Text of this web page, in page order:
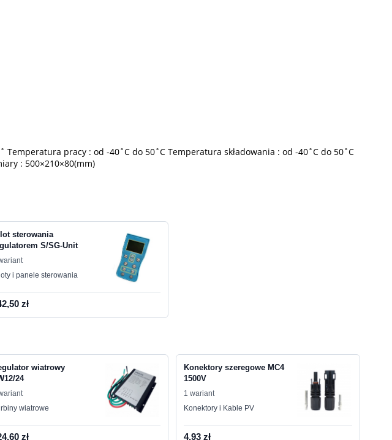
pracy : od -40˚C do 50˚C Temperatura składowania : od -40˚C do 50˚C
: 500×210×80(mm)
sterowania
S/SG-Unit
i panele sterowania
zł
wiatrowy
24
wiatrowe
zł
Konektory szeregowe MC4
1500V
1 wariant
Konektory i Kable PV
4,93 zł